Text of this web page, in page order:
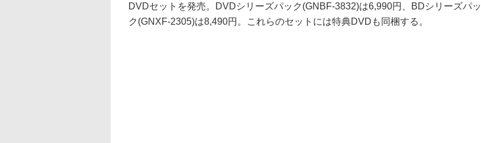
DVDセットを発売。DVDシリーズパック(GNBF-3832)は6,990円、BDシリーズパッ
ク(GNXF-2305)は8,490円。これらのセットには特典DVDも同梱する。